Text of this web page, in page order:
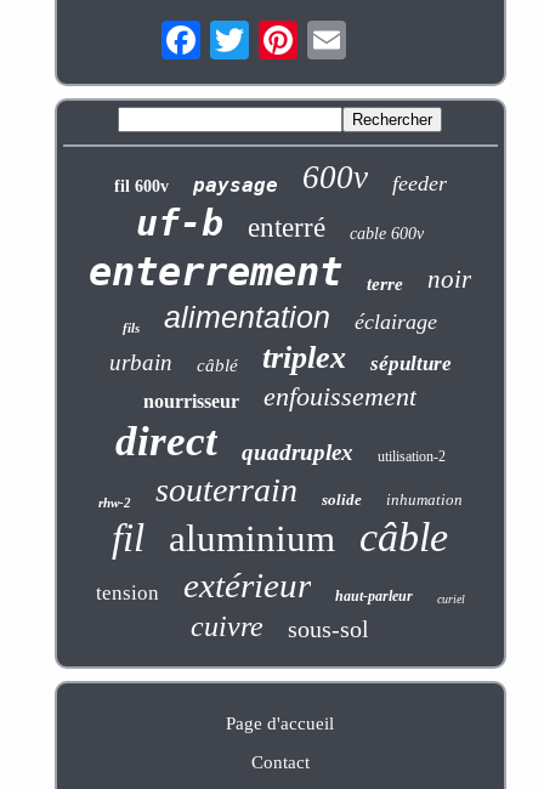
fil 600v paysage 600v feeder
uf-b enterré cable 600v
enterrement terre noir
fils alimentation éclairage
urbain câblé triplex sépulture
nourrisseur enfouissement
direct quadruplex utilisation-2
rhw-2 souterrain solide inhumation
fil aluminium câble
tension extérieur haut-parleur curiel
cuivre sous-sol
Page d'accueil
Contact